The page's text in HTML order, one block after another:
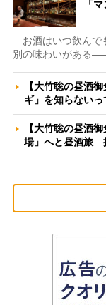
「
お酒はいつ飲んで
別の味わいがある
【大竹聡の昼酒
ギ」を知らない
【大竹聡の昼酒
場」へと昼酒旅